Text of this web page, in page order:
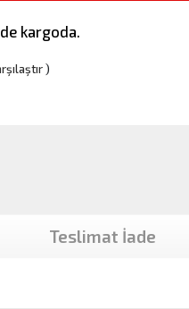
kargoda.
)
Teslimat İade